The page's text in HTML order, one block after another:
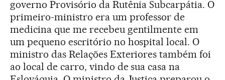
governo Provisório da Rutênia Subcarpátia. O
primeiro-ministro era um professor de
medicina que me recebeu gentilmente em
um pequeno escritório no hospital local. O
ministro das Relações Exteriores também foi
ao local de carro, vindo de sua casa na